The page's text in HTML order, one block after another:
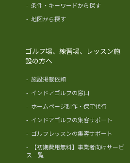
- 条件・キーワードから探す
- 地図から探す
ゴルフ場、練習場、レッスン施
設の方へ
- 施設掲載依頼
- インドアゴルフの窓口
- ホームページ制作・保守代行
- インドアゴルフの集客サポート
- ゴルフレッスンの集客サポート
-
【初期費用無料】事業者向けサービ
ス一覧